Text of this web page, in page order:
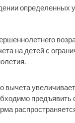
определенных
на детей с
вычета